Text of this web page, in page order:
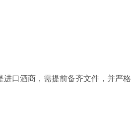
口酒商，需提前备齐文件，并严格